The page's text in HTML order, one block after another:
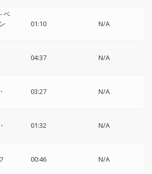
ベ
01:10 N/A
04:37 N/A
03:27 N/A
01:32 N/A
00:46 N/A